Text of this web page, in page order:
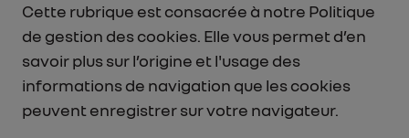
Cette rubrique est consacrée à notre Politique
de gestion des cookies. Elle vous permet d’en
savoir plus sur l’origine et l'usage des
informations de navigation que les cookies
peuvent enregistrer sur votre navigateur.